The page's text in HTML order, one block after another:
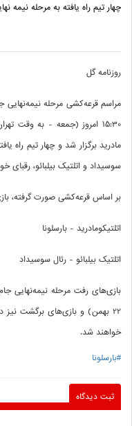
چهار تیم راه یافته به مرحله نیمه
روزنامه گل
مراسم قرعه‌کشی مرحله
15:30 امروز (جمعه - به وقت
مادرید برگزار شد و چهار تیم راه
سوسیداد و اتلتیک بیلبائو، رقبای
بر اساس قرعه‌کشی صورت گرفته،
اتلتیکومادرید - بارسلونا
اتلتیک بیلبائو - رئال سوسیداد
خواهند شد.
#بارسلونا
ثبت دیدگاه